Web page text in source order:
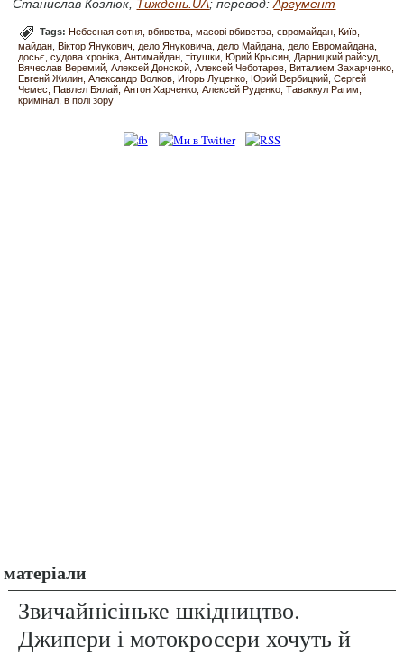
Станислав Козлюк, Тиждень.UA; перевод: Аргумент
Tags: Небесная сотня вбивства масові вбивства євромайдан
Київ
майдан
Віктор Янукович дело Януковича дело Майдана дело Евромайдана
досьє
судова хроніка Антимайдан тітушки Юрий Крысин Дарницкий райсуд
Вячеслав Веремий Алексей Донской Алексей Чеботарев
Виталием Захарченко
Евгенй Жилин Александр Волков Игорь Луценко Юрий Вербицкий Сергей
Чемес
Павлел Бялай Антон Харченко Алексей Руденко Таваккул Рагим
кримінал в полі зору
матеріали
Звичайнісіньке шкідництво.
Джипери і мотокросери хочуть й